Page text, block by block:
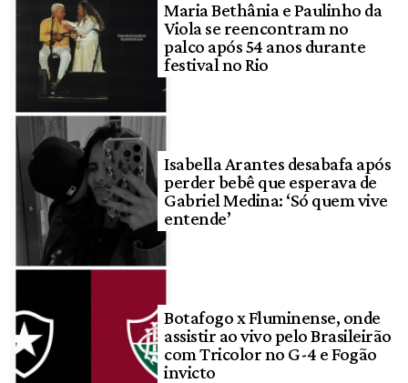
Maria Bethânia e Paulinho da
Viola se reencontram no
palco após 54 anos durante
festival no Rio
Isabella Arantes desabafa após
perder bebê que esperava de
Gabriel Medina: ‘Só quem vive
entende’
Botafogo x Fluminense, onde
assistir ao vivo pelo Brasileirão
com Tricolor no G-4 e Fogão
invicto